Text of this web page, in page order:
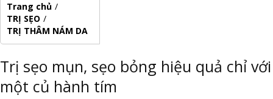
Trang chủ /
TRỊ SẸO /
TRỊ THÂM NÁM DA
Trị sẹo mụn, sẹo bỏng hiệu quả chỉ với
một củ hành tím